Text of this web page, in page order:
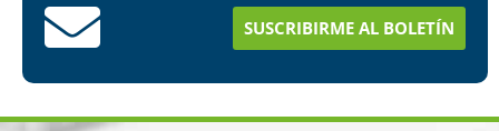
estudios en menos tiempo
SUSCRIBIRME AL BOLETÍN